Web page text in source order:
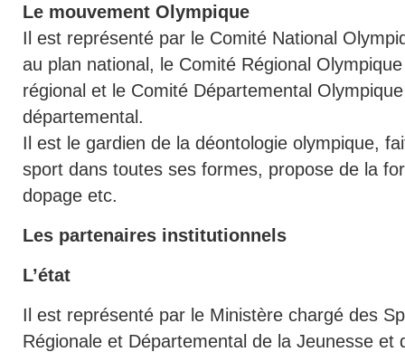
Le mouvement Olympique
Il est représenté par le Comité National
au plan national, le Comité Régional
régional et le Comité Départemental
départemental.
Il est le gardien de la déontologie olympique,
sport dans toutes ses formes, propose de la
dopage etc.
Les partenaires institutionnels
L’état
Il est représenté par le Ministère chargé des
Régionale et Départemental de la Jeunesse et